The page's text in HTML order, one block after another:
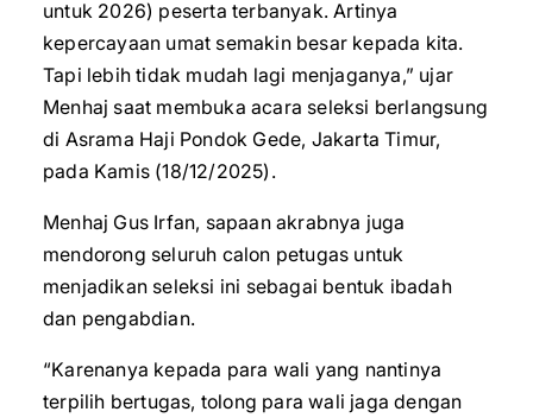
untuk 2026) peserta terbanyak. Artinya
kepercayaan umat semakin besar kepada kita.
Tapi lebih tidak mudah lagi menjaganya,” ujar
Menhaj saat membuka acara seleksi berlangsung
di Asrama Haji Pondok Gede, Jakarta Timur,
pada Kamis (18/12/2025).
Menhaj Gus Irfan, sapaan akrabnya juga
mendorong seluruh calon petugas untuk
menjadikan seleksi ini sebagai bentuk ibadah
dan pengabdian.
“Karenanya kepada para wali yang nantinya
terpilih bertugas, tolong para wali jaga dengan